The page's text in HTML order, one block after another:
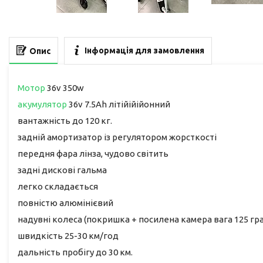
Опис Інформація для замовлення
Мотор 36v 350w
акумулятор 36v 7.5Ah літійійійонний
вантажність до 120 кг.
задній амортизатор із регулятором жорсткості
передня фара лінза, чудово світить
задні дискові гальма
легко складається
повністю алюмінієвий
надувні колеса (покришка + посилена камера вага 125
швидкість 25-30 км/год
дальність пробігу до 30 км.